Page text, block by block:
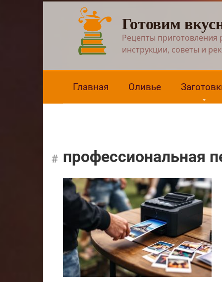
Готовим
Рецепты
инструкции, советы и
Главная Оливье
профессиональная